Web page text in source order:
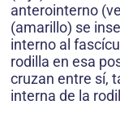
anterointerno
(amarillo) se
interno al
rodilla en esa
cruzan entre sí,
interna de la